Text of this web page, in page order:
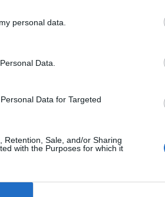
personal data.
Data.
Data for Targeted
Retention, Sale, and/or Sharing
with the Purposes for which it
et qui illustre
DANS CETTE
POURQUOI
bien plus qu’un